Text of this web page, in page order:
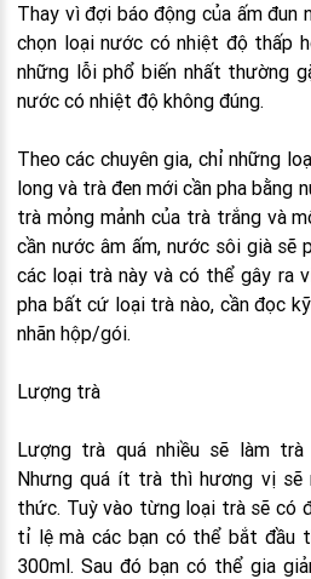
Thay vì đợi báo động của ấm đun
chọn loại nước có nhiệt độ thấp
những lỗi phổ biến nhất thường
nước có nhiệt độ không đúng.
Theo các chuyên gia, chỉ những
long và trà đen mới cần pha bằng
trà mỏng mảnh của trà trắng và
cần nước âm ấm, nước sôi già sẽ
các loại trà này và có thể gây ra
pha bất cứ loại trà nào, cần đọc
nhãn hộp/gói.
Lượng trà
Lượng trà quá nhiều sẽ làm
Nhưng quá ít trà thì hương vị sẽ
thức. Tuỳ vào từng loại trà sẽ có
tỉ lệ mà các bạn có thể bắt đầu
300ml. Sau đó bạn có thể gia